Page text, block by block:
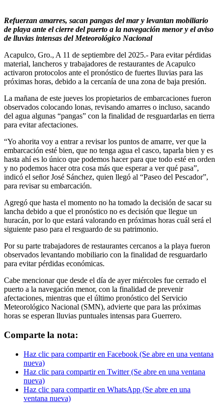
Refuerzan amarres, sacan pangas del mar y levantan mobiliario
de playa ante el cierre del puerto a la navegación menor y el aviso
de lluvias intensas del Meteorológico Nacional
Acapulco, Gro., A 11 de septiembre del 2025.- Para evitar pérdidas
material, lancheros y trabajadores de restaurantes de Acapulco
activaron protocolos ante el pronóstico de fuertes lluvias para las
próximas horas, debido a la cercanía de una zona de baja presión.
La mañana de este jueves los propietarios de embarcaciones fueron
observados colocando lonas, revisando amarres o incluso, sacando
del agua algunas “pangas” con la finalidad de resguardarlas en tierra
para evitar afectaciones.
“Yo ahorita voy a entrar a revisar los puntos de amarre, ver que la
embarcación esté bien, que no tenga agua el casco, taparla bien y es
hasta ahí es lo único que podemos hacer para que todo esté en orden
y no podemos hacer otra cosa más que esperar a ver qué pasa”,
indicó el señor José Sánchez, quien llegó al “Paseo del Pescador”,
para revisar su embarcación.
Agregó que hasta el momento no ha tomado la decisión de sacar su
lancha debido a que el pronóstico no es decisión que llegue un
huracán, por lo que estará valorando en próximas horas cuál será el
siguiente paso para el resguardo de su patrimonio.
Por su parte trabajadores de restaurantes cercanos a la playa fueron
observados levantando mobiliario con la finalidad de resguardarlo
para evitar pérdidas económicas.
Cabe mencionar que desde el día de ayer miércoles fue cerrado el
puerto a la navegación menor, con la finalidad de prevenir
afectaciones, mientras que el último pronóstico del Servicio
Meteorológico Nacional (SMN), advierte que para las próximas
horas se esperan lluvias puntuales intensas para Guerrero.
Comparte la nota:
Haz clic para compartir en Facebook (Se abre en una ventana
nueva)
Haz clic para compartir en Twitter (Se abre en una ventana
nueva)
Haz clic para compartir en WhatsApp (Se abre en una
ventana nueva)